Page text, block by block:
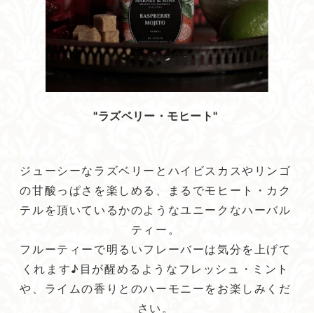
"ラズベリー・モヒート"
ジューシーなラズベリーとハイビスカスやリンゴ
の甘酸っぱさを楽しめる、まるでモヒート・カク
テルを頂いているかのようなユニークなハーバル
ティー。
フルーティーで明るいフレーバーは気分を上げて
くれます♪目が醒めるようなフレッシュ・ミント
や、ライムの香りとのハーモニーをお楽しみくだ
さい。